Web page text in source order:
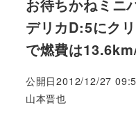
お待ちかねミニ
デリカD:5にク
で燃費は
公開日2012/12/27
著
山本晋也